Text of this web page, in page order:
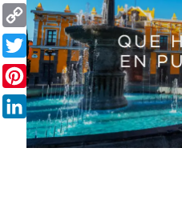
Messenger
Copy
Link
Twitter
Pinterest
LinkedIn